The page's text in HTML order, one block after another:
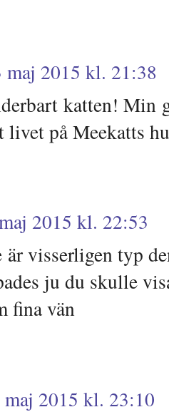
maj 2015 kl. 21:38
katten! Min
livet på Meekatts
2015 kl. 22:53
visserligen typ
ju du skulle
fina vän
maj 2015 kl. 23:10